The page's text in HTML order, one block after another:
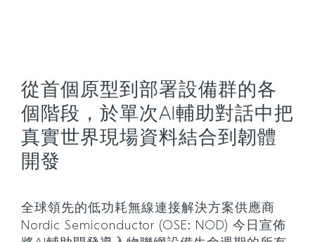
從首個原型到部署設備群的各
個階段，於單次AI輔助對話中把
真實世界現場資料結合到韌體
開發
全球領先的低功耗無線連接解決方案供應商
Nordic Semiconductor (OSE: NOD) 今日宣佈